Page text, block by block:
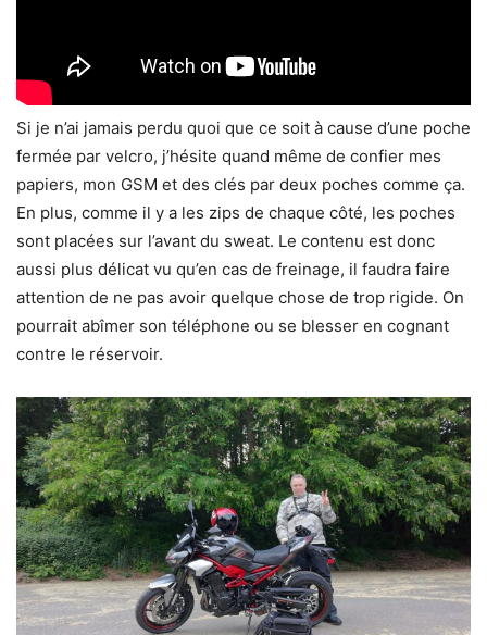
Si je n’ai jamais perdu quoi que ce soit à cause d’une poche
fermée par velcro, j’hésite quand même de confier mes
papiers, mon GSM et des clés par deux poches comme ça.
En plus, comme il y a les zips de chaque côté, les poches
sont placées sur l’avant du sweat. Le contenu est donc
aussi plus délicat vu qu’en cas de freinage, il faudra faire
attention de ne pas avoir quelque chose de trop rigide. On
pourrait abîmer son téléphone ou se blesser en cognant
contre le réservoir.